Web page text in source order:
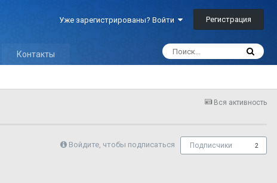
Уже зарегистрированы? Войти Регистрация
Контакты
Вся активность
Войдите, чтобы подписаться Подписчики 2